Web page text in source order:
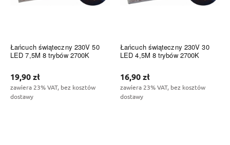
Łańcuch świąteczny 230V 50
LED 7,5M 8 trybów 2700K
19,90 zł
zawiera 23% VAT, bez kosztów
dostawy
Łańcuch świąteczny 230V 30
LED 4,5M 8 trybów 2700K
16,90 zł
zawiera 23% VAT, bez kosztów
dostawy